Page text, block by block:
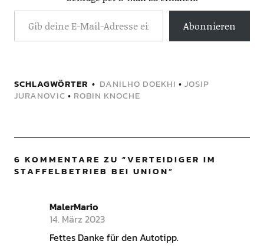
Abonnieren
SCHLAGWÖRTER DANILHO DOEKHI • JOSIP
JURANOVIC • ROBIN KNOCHE
6 KOMMENTARE ZU “VERTEIDIGER IM
STAFFELBETRIEB BEI UNION”
MalerMario
14. März 2023
Fettes Danke für den Autotipp.